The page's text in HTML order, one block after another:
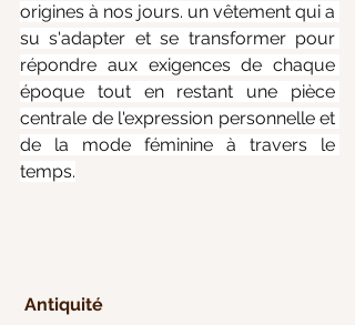
origines à nos jours. un vêtement qui a
su s'adapter et se transformer pour
répondre aux exigences de chaque
époque tout en restant une pièce
centrale de l'expression personnelle et
de la mode féminine à travers le
temps.
Antiquité